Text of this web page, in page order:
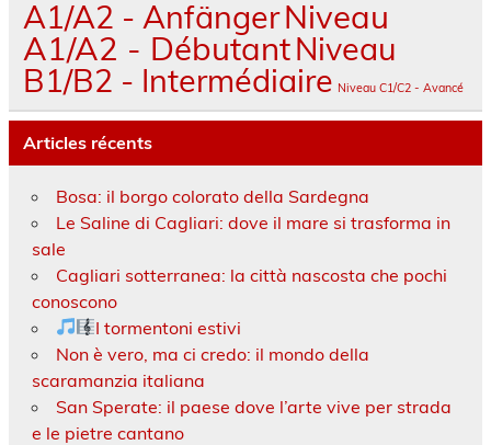
A1/A2 - AnfängerNiveau
A1/A2 - DébutantNiveau
B1/B2 - Intermédiaire Niveau C1/C2 - Avancé
Articles récents
Bosa: il borgo colorato della Sardegna
Le Saline di Cagliari: dove il mare si trasforma in
sale
Cagliari sotterranea: la città nascosta che pochi
conoscono
I tormentoni estivi
Non è vero, ma ci credo: il mondo della
scaramanzia italiana
San Sperate: il paese dove l’arte vive per strada
e le pietre cantano